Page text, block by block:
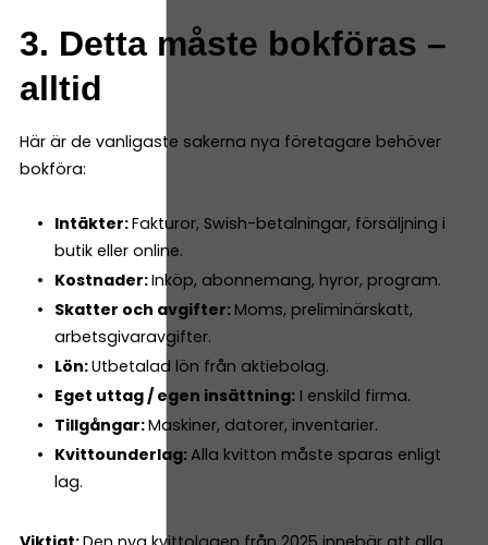
3. Detta måste bokföras –
alltid
Här är de vanligaste sakerna nya företagare behöver
bokföra:
Intäkter:Fakturor, Swish-betalningar, försäljning i
butik eller online.
Kostnader:Inköp, abonnemang, hyror, program.
Skatter och avgifter: Moms, preliminärskatt,
arbetsgivaravgifter.
Lön:Utbetalad lön från aktiebolag.
Eget uttag / egen insättning:I enskild firma.
Tillgångar:Maskiner, datorer, inventarier.
Kvittounderlag:Alla kvitton måste sparas enligt
lag.